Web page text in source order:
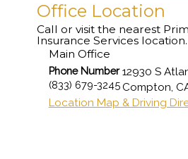
Office Location
Call or visit the nearest
Insurance Services location.
Main Office
Phone Number
(833) 679-3245
12930 S
Compton,
Location Map & Driving